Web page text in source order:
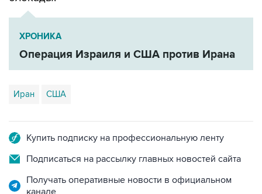
ХРОНИКА
Операция Израиля и США против Ирана
Иран США
Подписаться на рассылку главных новостей сайта
Получать оперативные новости в официальном